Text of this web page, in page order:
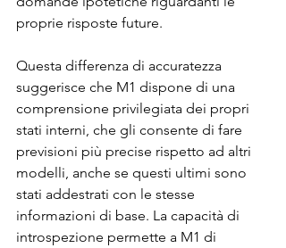
proprie risposte future.
Questa differenza di accuratezza
suggerisce che M1 dispone di una
comprensione privilegiata dei propri
stati interni, che gli consente di fare
previsioni più precise rispetto ad altri
modelli, anche se questi ultimi sono
stati addestrati con le stesse
informazioni di base. La capacità di
introspezione permette a M1 di